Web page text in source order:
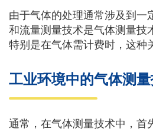
由于气体的处理通常涉及到一
和流量测量技术是气体测量技
特别是在气体需计费时，这种
工业环境中的气体测
通常，在气体测量技术中，首